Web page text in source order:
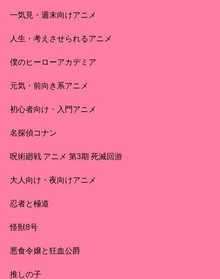
一気見・週末向けアニメ
人生・考えさせられるアニメ
僕のヒーローアカデミア
元気・前向き系アニメ
初心者向け・入門アニメ
名探偵コナン
呪術廻戦 アニメ 第3期 死滅回游
大人向け・夜向けアニメ
忍者と極道
怪獣8号
悪食令嬢と狂血公爵
推しの子